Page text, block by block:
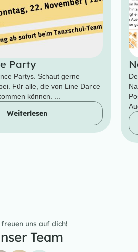
Party
Partys. Schaut gerne
Für alle, die von Line Dance
können. ...
Weiterlesen
uns auf dich!
Team